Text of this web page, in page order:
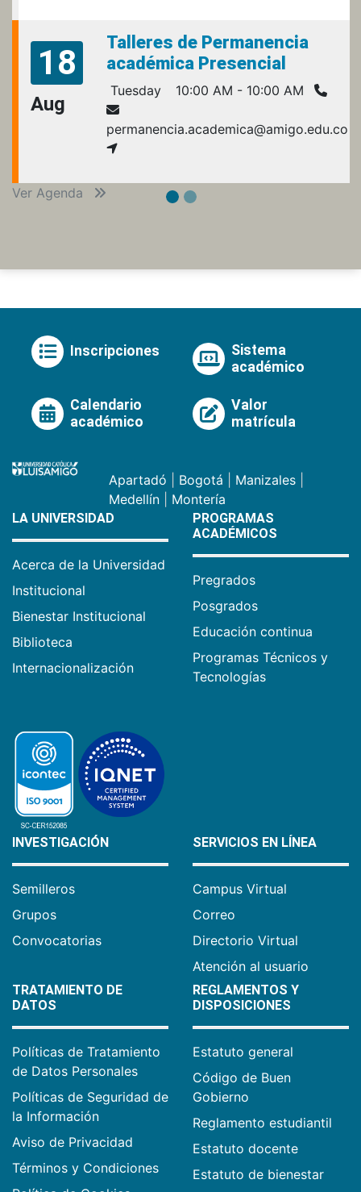
18
Aug
Talleres de Permanencia
académica Presencial
Tuesday 10:00 AM - 10:00 AM
permanencia.academica@amigo.edu.co
Ver Agenda
Inscripciones
Sistema
académico
Calendario
académico
Valor
matrícula
Apartadó Bogotá Manizales
Medellín
Montería
LA UNIVERSIDAD
Acerca de la Universidad
Institucional
Bienestar Institucional
Biblioteca
Internacionalización
PROGRAMAS
ACADÉMICOS
Pregrados
Posgrados
Educación continua
Programas Técnicos y
Tecnologías
INVESTIGACIÓN
Semilleros
Grupos
Convocatorias
SERVICIOS EN LÍNEA
Campus Virtual
Correo
Directorio Virtual
Atención al usuario
TRATAMIENTO DE
DATOS
Políticas de Tratamiento
de Datos Personales
Políticas de Seguridad de
la Información
Aviso de Privacidad
Términos y Condiciones
REGLAMENTOS Y
DISPOSICIONES
Estatuto general
Código de Buen
Gobierno
Reglamento estudiantil
Estatuto docente
Estatuto de bienestar